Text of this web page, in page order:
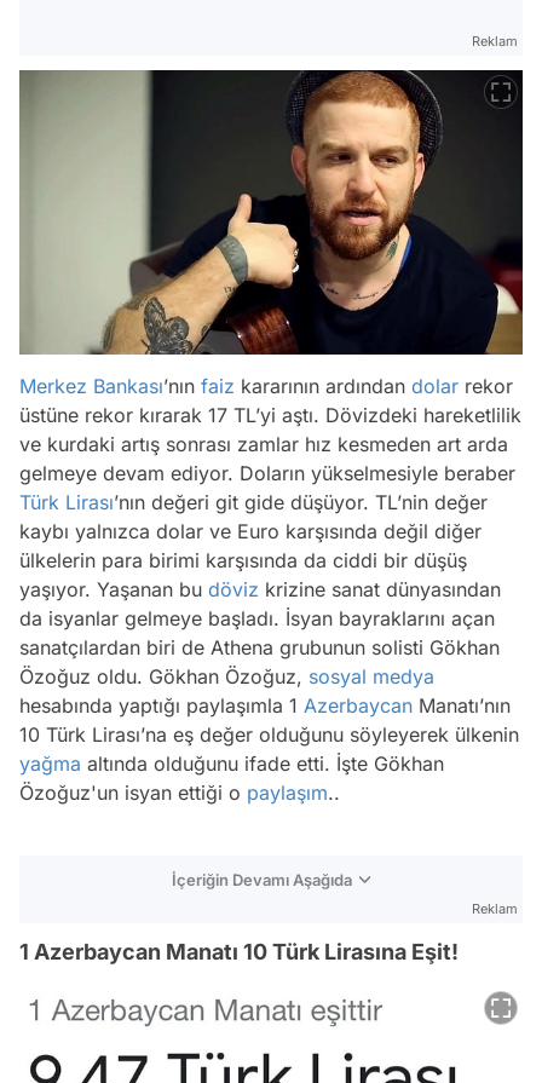
Reklam
Merkez Bankası’nın faiz kararının ardından dolar rekor
üstüne rekor kırarak 17 TL’yi aştı. Dövizdeki hareketlilik
ve kurdaki artış sonrası zamlar hız kesmeden art arda
gelmeye devam ediyor. Doların yükselmesiyle beraber
Türk Lirası’nın değeri git gide düşüyor. TL’nin değer
kaybı yalnızca dolar ve Euro karşısında değil diğer
ülkelerin para birimi karşısında da ciddi bir düşüş
yaşıyor. Yaşanan bu döviz krizine sanat dünyasından
da isyanlar gelmeye başladı. İsyan bayraklarını açan
sanatçılardan biri de Athena grubunun solisti Gökhan
Özoğuz oldu. Gökhan Özoğuz, sosyal medya
hesabında yaptığı paylaşımla 1 Azerbaycan Manatı’nın
10 Türk Lirası’na eş değer olduğunu söyleyerek ülkenin
yağma altında olduğunu ifade etti. İşte Gökhan
Özoğuz'un isyan ettiği o paylaşım..
İçeriğin Devamı Aşağıda
Reklam
1 Azerbaycan Manatı 10 Türk Lirasına Eşit!